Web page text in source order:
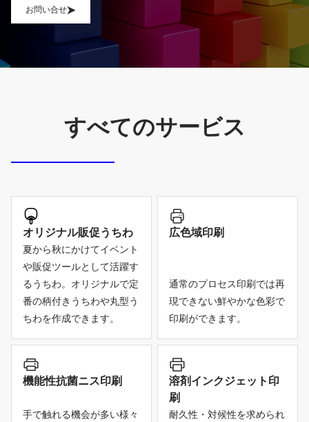
お問い合せ
すべてのサービス
オリジナル販促うちわ
夏から秋にかけてイベント
や販促ツールとして活躍す
るうちわ。オリジナルで定
番の柄付きうちわや丸型う
ちわを作成できます。
広色域印刷
通常のプロセス印刷では再
現できない鮮やかな色彩で
印刷ができます。
機能性抗菌ニス印刷
手で触れる機会が多い様々
溶剤インクジェット印
刷
耐久性・対候性を求められ